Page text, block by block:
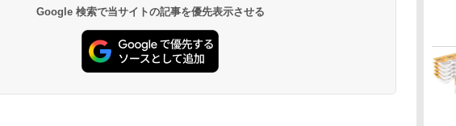
イト + 3年延長
AppleCare+ for 13イ
ンチMacBook
Air(M5)|ダウンロー
ド版
Google 検索で当サイトの記事を優先表示させる